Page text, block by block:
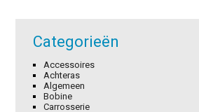
Categorieën
Accessoires
Achteras
Algemeen
Bobine
Carrosserie